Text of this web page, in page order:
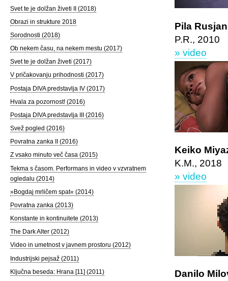
Pila
P.R., 2010
» video
Keiko
K.M., 2018
» video
Danilo
Svet te je dolžan živeti II (2018)
Obrazi in strukture 2018
Sorodnosti (2018)
Ob nekem času, na nekem mestu (2017)
Svet te je dolžan živeti (2017)
V pričakovanju prihodnosti (2017)
Postaja DIVA predstavlja IV (2017)
Hvala za pozornost! (2016)
Postaja DIVA predstavlja III (2016)
Svež pogled (2016)
Povratna zanka II (2016)
Z vsako minuto več časa (2015)
Tekma s časom. Performans in video v vzvratnem
ogledalu (2014)
»Bogdaj mrličem spat« (2014)
Povratna zanka (2013)
Konstante in kontinuitete (2013)
The Dark Alter (2012)
Video in umetnost v javnem prostoru (2012)
Industrijski pejsaž (2011)
Ključna beseda: Hrana [11] (2011)